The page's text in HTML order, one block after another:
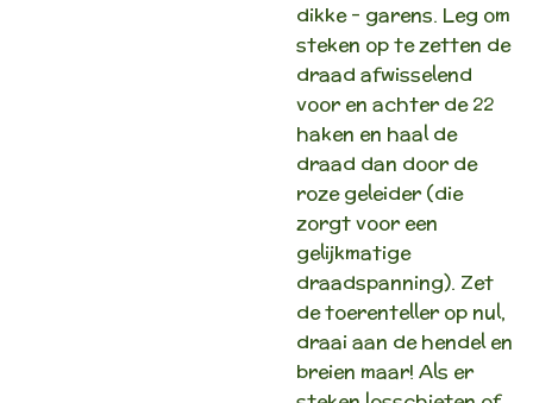
dikke - garens. Leg om
steken op te zetten de
draad afwisselend
voor en achter de 22
haken en haal de
draad dan door de
roze geleider (die
zorgt voor een
gelijkmatige
draadspanning). Zet
de toerenteller op nul,
draai aan de hendel en
breien maar! Als er